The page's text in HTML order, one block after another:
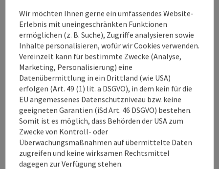
Barrierefreiheit
Mitgliedschaften
Beitrag merken
zum Merkzettel
Beitrag drucken
In der Nähe
Wir möchten Ihnen gerne ein umfassendes Website-
Erlebnis mit uneingeschränkten Funktionen
ermöglichen (z. B. Suche), Zugriffe analysieren sowie
Inhalte personalisieren, wofür wir Cookies verwenden.
Vereinzelt kann für bestimmte Zwecke (Analyse,
Marketing, Personalisierung) eine
Datenübermittlung in ein Drittland (wie USA)
erfolgen (Art. 49 (1) lit. a DSGVO), in dem kein für die
EU angemessenes Datenschutzniveau bzw. keine
geeigneten Garantien (iSd Art. 46 DSGVO) bestehen.
Somit ist es möglich, dass Behörden der USA zum
Zwecke von Kontroll- oder
Überwachungsmaßnahmen auf übermittelte Daten
zugreifen und keine wirksamen Rechtsmittel
dagegen zur Verfügung stehen.